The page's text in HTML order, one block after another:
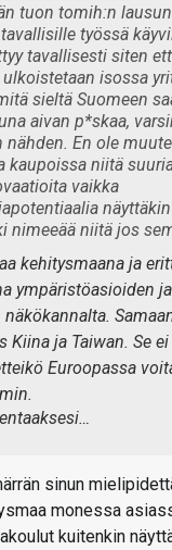
tuon tomih:n
työssä
tavallisesti siten
isossa
sieltä Suomeen
aivan p*skaa,
nähden. En ole
kaupoissa niitä
vaikka
näyttäkin
nimeeää niitä jos
kehitysmaana ja
ympäristöasioiden
Kiina ja Taiwan. Se
Euroopassa
sinun
monessa
kuitenkin